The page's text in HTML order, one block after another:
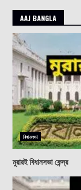
AAJ BANGLA
বিধানসভা
মুরারই বিধানসভা কেন্দ্র